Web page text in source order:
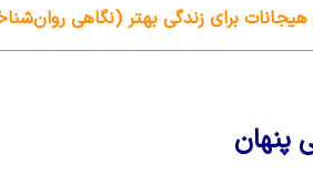
برای زندگی بهتر (نگاهی
پنهان